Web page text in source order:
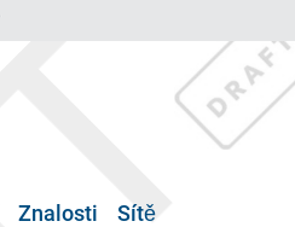
Znalosti Sítě